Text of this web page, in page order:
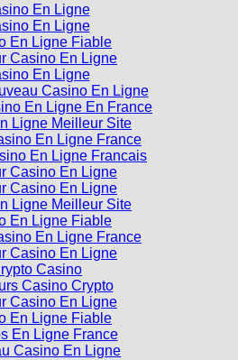
En Ligne
En Ligne
En Ligne Fiable
Casino En Ligne
En Ligne
Casino En Ligne
En Ligne En France
Ligne Meilleur Site
En Ligne France
En Ligne Francais
Casino En Ligne
Casino En Ligne
Ligne Meilleur Site
En Ligne Fiable
En Ligne France
Casino En Ligne
Casino
Casino Crypto
Casino En Ligne
En Ligne Fiable
En Ligne France
Casino En Ligne